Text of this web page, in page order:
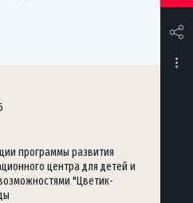
программы развития
центра для детей и
"Цветик-